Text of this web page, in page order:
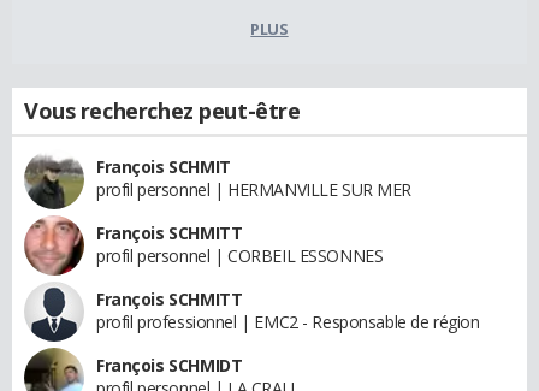
PLUS
Vous recherchez peut-être
François SCHMIT
profil personnel | HERMANVILLE SUR MER
François SCHMITT
profil personnel | CORBEIL ESSONNES
François SCHMITT
profil professionnel | EMC2 - Responsable de région
François SCHMIDT